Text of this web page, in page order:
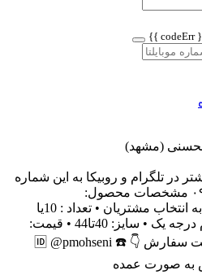
{{
محسنی (مشهد)
در تلگرام و روبیکا به این شماره
پیام بدهید ۰۹۱۵۴۴۳۵۷۳۱ مشخصات محصول:
#کفش_مردانه ✅ تعداد به انتخاب مشتریان • تعداد : 10یا
5تایی • رویه : طرح چرم درجه یک • سایز: 40تا44 • قیمت:
249هزار تومان آیدی جهت سفارش 👇 🆔️ @pmohseni ☎️